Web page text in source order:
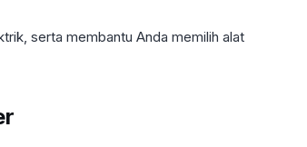
serta membantu Anda memilih alat